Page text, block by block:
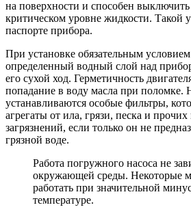
на поверхности и способен
критическом уровне жидкости. Такой
паспорте прибора.
При установке обязательным условием
определенный водный слой над
его сухой ход. Герметичность
попадание в воду масла при поломке.
устанавливаются особые фильтры,
агрегаты от ила, грязи, песка и
загрязнений, если только он не
грязной воде.
Работа погружного насоса не
окружающей среды. Некоторые
работать при значительной
температуре.